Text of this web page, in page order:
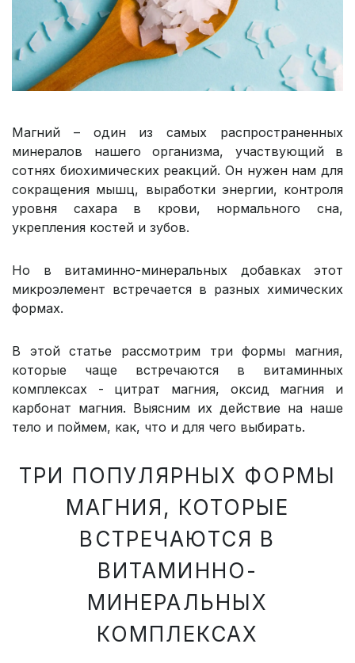
Магний – один из самых распространенных
минералов нашего организма, участвующий в
сотнях биохимических реакций. Он нужен нам для
сокращения мышц, выработки энергии, контроля
уровня сахара в крови, нормального сна,
укрепления костей и зубов.
Но в витаминно-минеральных добавках этот
микроэлемент встречается в разных химических
формах.
В этой статье рассмотрим три формы магния,
которые чаще встречаются в витаминных
комплексах - цитрат магния, оксид магния и
карбонат магния. Выясним их действие на наше
тело и поймем, как, что и для чего выбирать.
ТРИ ПОПУЛЯРНЫХ ФОРМЫ
МАГНИЯ, КОТОРЫЕ
ВСТРЕЧАЮТСЯ В
ВИТАМИННО-
МИНЕРАЛЬНЫХ
КОМПЛЕКСАХ